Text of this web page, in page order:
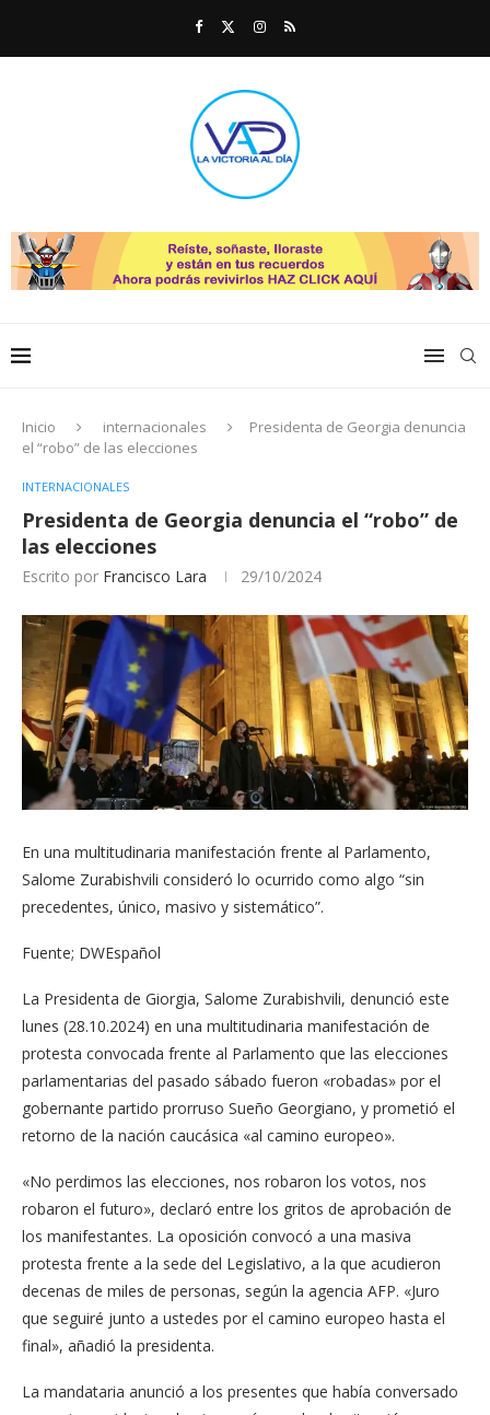
Inicio internacionales
Presidenta de Georgia denuncia
el “robo” de las elecciones
INTERNACIONALES
Presidenta de Georgia denuncia el “robo” de
las elecciones
Escrito por Francisco Lara 29/10/2024
En una multitudinaria manifestación frente al Parlamento,
Salome Zurabishvili consideró lo ocurrido como algo “sin
precedentes, único, masivo y sistemático”.
Fuente; DWEspañol
La Presidenta de Giorgia, Salome Zurabishvili, denunció este
lunes (28.10.2024) en una multitudinaria manifestación de
protesta convocada frente al Parlamento que las elecciones
parlamentarias del pasado sábado fueron «robadas» por el
gobernante partido prorruso Sueño Georgiano, y prometió el
retorno de la nación caucásica «al camino europeo».
«No perdimos las elecciones, nos robaron los votos, nos
robaron el futuro», declaró entre los gritos de aprobación de
los manifestantes. La oposición convocó a una masiva
protesta frente a la sede del Legislativo, a la que acudieron
decenas de miles de personas, según la agencia AFP. «Juro
que seguiré junto a ustedes por el camino europeo hasta el
final», añadió la presidenta.
La mandataria anunció a los presentes que había conversado